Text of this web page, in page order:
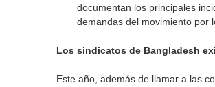
documentan los principales
demandas del movimiento por
Los sindicatos de Bangladesh
Este año, además de llamar a las